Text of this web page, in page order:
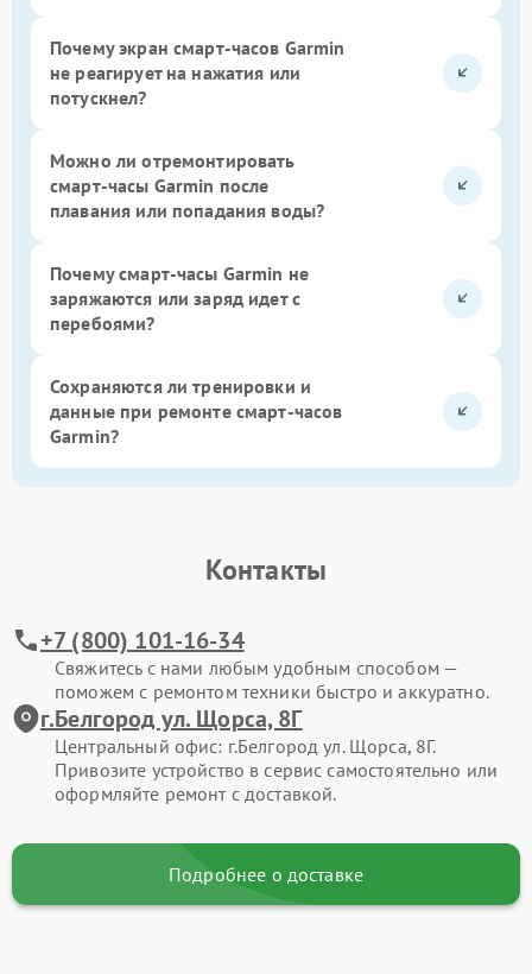
Почему экран смарт-часов Garmin
не реагирует на нажатия или
потускнел?
Можно ли отремонтировать
смарт-часы Garmin после
плавания или попадания воды?
Почему смарт-часы Garmin не
заряжаются или заряд идет с
перебоями?
Сохраняются ли тренировки и
данные при ремонте смарт-часов
Garmin?
Контакты
+7 (800) 101-16-34
Свяжитесь с нами любым удобным способом —
поможем с ремонтом техники быстро и аккуратно.
г.Белгород ул. Щорса, 8Г
Центральный офис: г.Белгород ул. Щорса, 8Г.
Привозите устройство в сервис самостоятельно или
оформляйте ремонт с доставкой.
Подробнее о доставке